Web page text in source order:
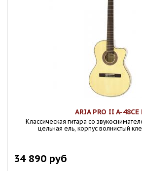
ARIA PRO II A-48CE
Классическая гитара со
цельная ель, корпус волнистый
34 890 руб